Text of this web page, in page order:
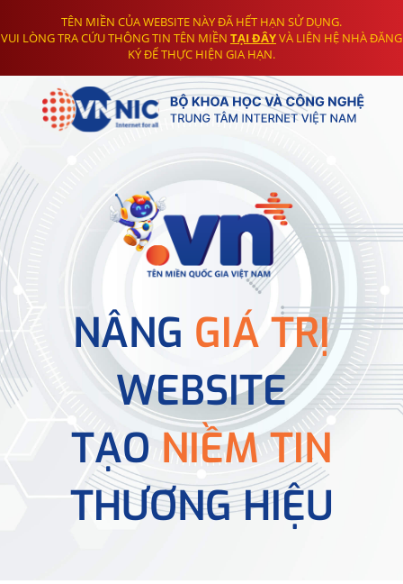
TÊN MIỀN CỦA WEBSITE NÀY ĐÃ HẾT HẠN SỬ DỤNG.
VUI LÒNG TRA CỨU THÔNG TIN TÊN MIỀN TẠI ĐÂYVÀ LIÊN HỆ NHÀ ĐĂNG
KÝ ĐỂ THỰC HIỆN GIA HẠN.
NÂNG GIÁ TRỊ
WEBSITE
TẠONIỀM TIN
THƯƠNG HIỆU